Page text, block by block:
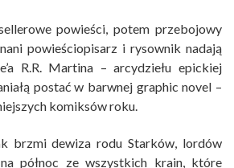
powieści, potem przebojowy
powieściopisarz i rysownik nadają
R.R. Martina – arcydziełu epickiej
postać w barwnej graphic novel –
komiksów roku.
brzmi dewiza rodu Starków, lordów
północ ze wszystkich krain, które